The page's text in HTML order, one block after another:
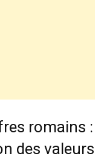
romains :
des valeurs